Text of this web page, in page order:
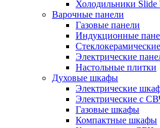
Холодильники Slide
Варочные панели
Газовые панели
Индукционные
Электрические
Настольные плитки
Духовые шкафы
Электрические
Электрические с
Газовые шкафы
Компактные шкафы